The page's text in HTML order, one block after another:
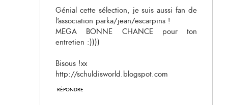
Génial cette sélection, je suis aussi fan de
l'association parka/jean/escarpins !
MEGA BONNE CHANCE pour ton
entretien :))))
Bisous !xx
http://schuldisworld.blogspot.com
RÉPONDRE